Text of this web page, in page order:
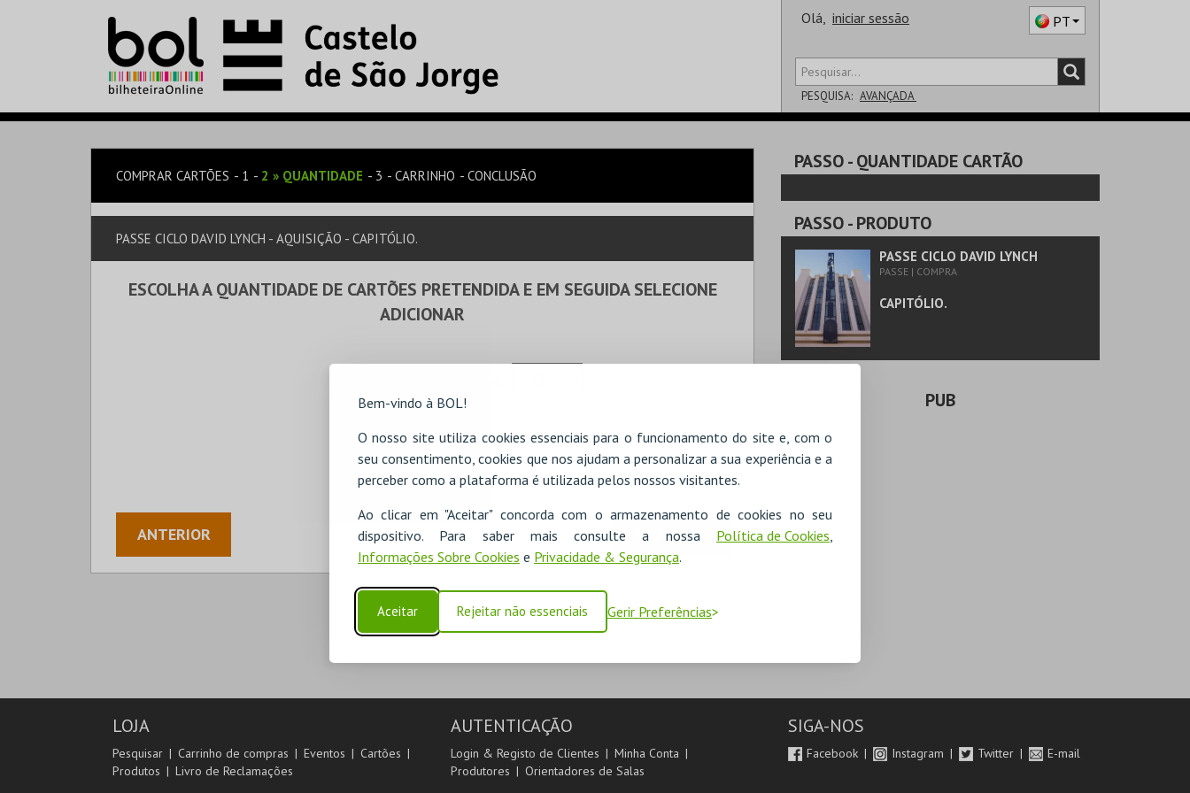
Bem-vindo à BOL!
O nosso site utiliza cookies essenciais para o funcionamento do site e, com o
seu consentimento, cookies que nos ajudam a personalizar a sua experiência e a
perceber como a plataforma é utilizada pelos nossos visitantes.
Ao clicar em "Aceitar" concorda com o armazenamento de cookies no seu
dispositivo. Para saber mais consulte a nossa Política de Cookies
Informações Sobre Cookies e Privacidade & Segurança.
Aceitar Rejeitar não essenciais Gerir Preferências
Olá, iniciar sessão PT
PESQUISA: AVANÇADA
COMPRAR CARTÕES 1 2 » QUANTIDADE 3 CARRINHO CONCLUSÃO
PASSE CICLO DAVID LYNCH - AQUISIÇÃO - CAPITÓLIO.
ESCOLHA A QUANTIDADE DE CARTÕES PRETENDIDA E EM SEGUIDA SELECIONE
ADICIONAR
ANTERIOR SEGUINTE
PASSO- QUANTIDADE CARTÃO
PASSO- PRODUTO
PASSE CICLO DAVID LYNCH
PASSE | COMPRA
CAPITÓLIO.
PUB
LOJA
Pesquisar Carrinho de compras Eventos
Cartões
Produtos
Livro de Reclamações
AUTENTICAÇÃO
Login & Registo de Clientes
Minha Conta
Produtores
Orientadores de Salas
SIGA-NOS
Facebook Instagram Twitter E-mail